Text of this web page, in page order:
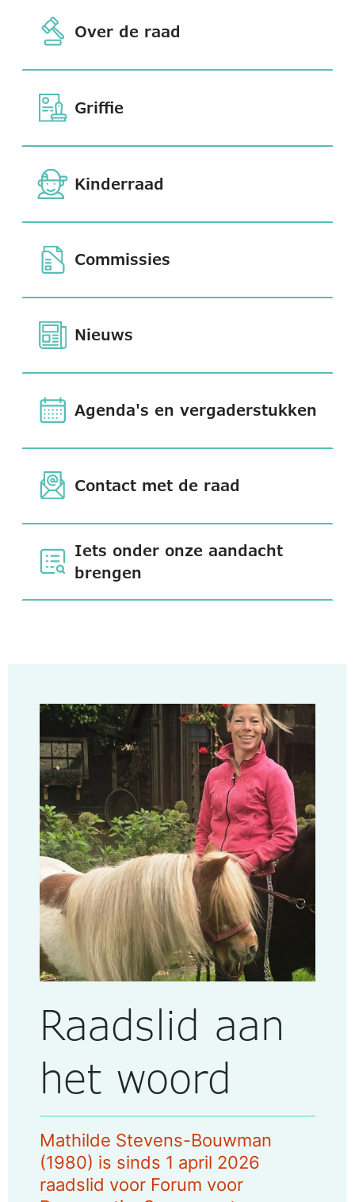
Over de raad
Griffie
Kinderraad
Commissies
Nieuws
Agenda's en vergaderstukken
Contact met de raad
Iets onder onze aandacht
brengen
Raadslid aan
het woord
Mathilde Stevens-Bouwman
(1980) is sinds 1 april 2026
raadslid voor Forum voor